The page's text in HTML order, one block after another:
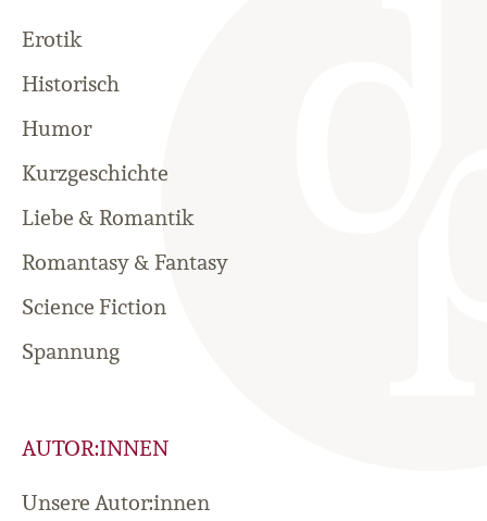
Erotik
Historisch
Humor
Kurzgeschichte
Liebe & Romantik
Romantasy & Fantasy
Science Fiction
Spannung
AUTOR:INNEN
Unsere Autor:innen